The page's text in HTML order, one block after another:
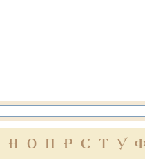
Н О П Р С Т У